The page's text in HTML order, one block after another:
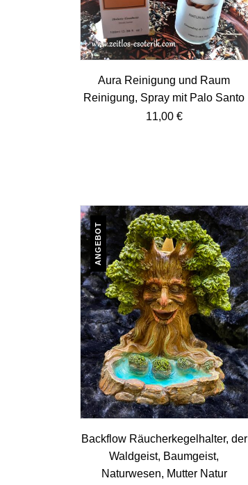
Aura Reinigung und Raum
Reinigung, Spray mit Palo Santo
11,00 €
ANGEBOT
Backflow Räucherkegelhalter, der
Waldgeist, Baumgeist,
Naturwesen, Mutter Natur